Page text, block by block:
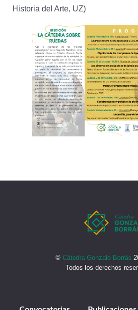
Historia del Arte, UZ)
© Cátedra Gonzalo Borrás
Todos los derechos